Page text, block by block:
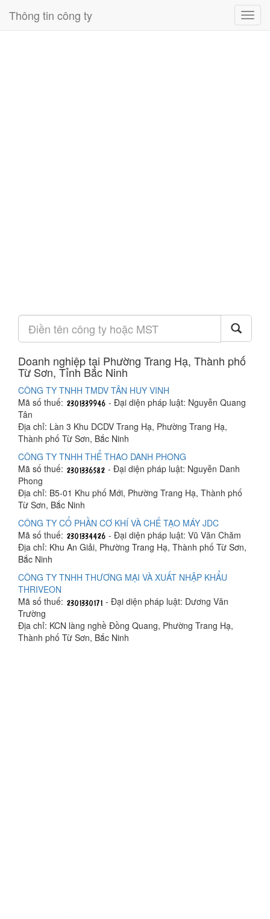
Thông tin công ty
Doanh nghiệp tại Phường Trang Hạ, Thành phố
Từ Sơn, Tỉnh Bắc Ninh
CÔNG TY TNHH TMDV TÂN HUY VINH
Mã số thuế:
- Đại diện pháp luật: Nguyễn Quang
Tân
Địa chỉ: Làn 3 Khu DCDV Trang Hạ, Phường Trang Hạ,
Thành phố Từ Sơn, Bắc Ninh
CÔNG TY TNHH THỂ THAO DANH PHONG
Mã số thuế:
- Đại diện pháp luật: Nguyễn Danh
Phong
Địa chỉ: B5-01 Khu phố Mới, Phường Trang Hạ, Thành phố
Từ Sơn, Bắc Ninh
CÔNG TY CỔ PHẦN CƠ KHÍ VÀ CHẾ TẠO MÁY JDC
Mã số thuế:
- Đại diện pháp luật: Vũ Văn Chăm
Địa chỉ: Khu An Giải, Phường Trang Hạ, Thành phố Từ Sơn,
Bắc Ninh
CÔNG TY TNHH THƯƠNG MẠI VÀ XUẤT NHẬP KHẨU
THRIVEON
Mã số thuế:
- Đại diện pháp luật: Dương Văn
Trường
Địa chỉ: KCN làng nghề Đồng Quang, Phường Trang Hạ,
Thành phố Từ Sơn, Bắc Ninh